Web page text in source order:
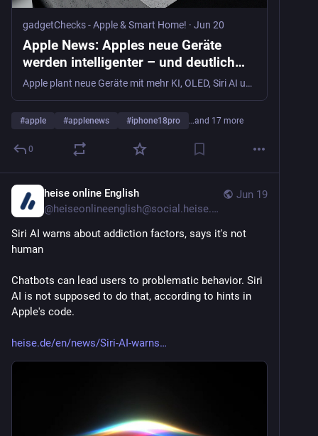
gadgetChecks - Apple & Smart Home! · Jun 20
Apple News: Apples neue Geräte
werden intelligenter – und deutlich
teurer - gadgetChecks - Apple &
Smart Home!
Apple plant neue Geräte mit mehr KI, OLED, Siri AI und engerer Vernetzung. Doch iPhone, Apple Watch und iPad könnten teurer und anspruchsvoller werden.
#apple #applenews #iphone18pro …and 17 more
0
Jun 19
heise online English
@heiseonlineenglish@social.heise.de
Siri AI warns about addiction factors, says it's not
human
Chatbots can lead users to problematic behavior. Siri
AI is not supposed to do that, according to hints in
Apple's code.
heise.de/en/news/Siri-AI-warns